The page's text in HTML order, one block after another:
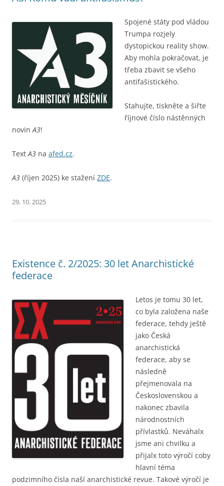
Spojené státy pod vládou
Trumpa rozjely
dystopickou reality show.
Aby mohla pokračovat, je
třeba zbavit se všeho
antifašistického.
Stahujte, tiskněte a šiřte
říjnové číslo nástěnných
novinA3!
TextA3 na afed.cz.
A3 (říjen 2025) ke stažení ZDE.
29. 10. 2025
Existence č. 2/2025: 30 let Anarchistické
federace
Letos je tomu 30 let,
co byla založena naše
federace, tehdy ještě
jako Česká
anarchistická
federace, aby se
následně
přejmenovala na
Československou a
nakonec zbavila
národnostních
přívlastků. Neváhalx
jsme ani chvilku a
přijalx toto výročí coby
hlavní téma
podzimního čísla naší anarchistické revue. Takové výročí je